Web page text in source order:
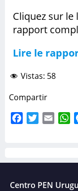
Cliquez sur
rapport
Lire le
Vistas: 58
Compartir
FacebookTwitterEmail
Centro PEN